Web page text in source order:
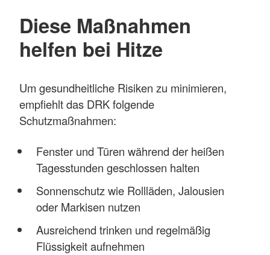
Diese Maßnahmen
helfen bei Hitze
Um gesundheitliche Risiken zu minimieren,
empfiehlt das DRK folgende
Schutzmaßnahmen:
Fenster und Türen während der heißen
Tagesstunden geschlossen halten
Sonnenschutz wie Rollläden, Jalousien
oder Markisen nutzen
Ausreichend trinken und regelmäßig
Flüssigkeit aufnehmen